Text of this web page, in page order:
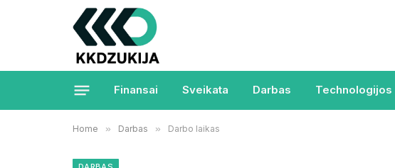
Finansai Sveikata Darbas Technologijos
Home » Darbas » Darbo laikas